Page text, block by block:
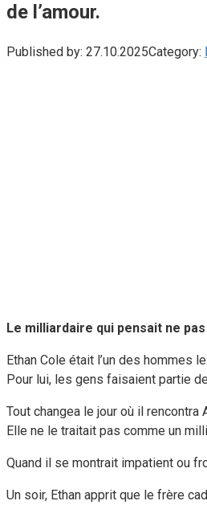
de l’amour.
Published by: 27.10.2025Category:
Le milliardaire qui pensait ne
Ethan Cole était l’un des hommes
Pour lui, les gens faisaient partie
Tout changea le jour où il
Elle ne le traitait pas comme un
Quand il se montrait impatient ou
Un soir, Ethan apprit que le frère